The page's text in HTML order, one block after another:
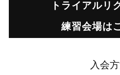
トライアルリ
練習会場は
入会